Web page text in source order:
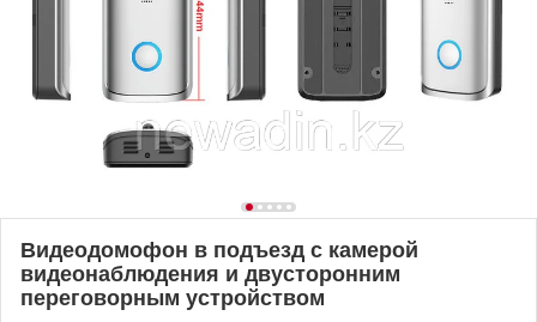
Видеодомофон в подъезд с камерой
видеонаблюдения и двусторонним
переговорным устройством